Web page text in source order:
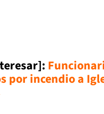
por incendio a